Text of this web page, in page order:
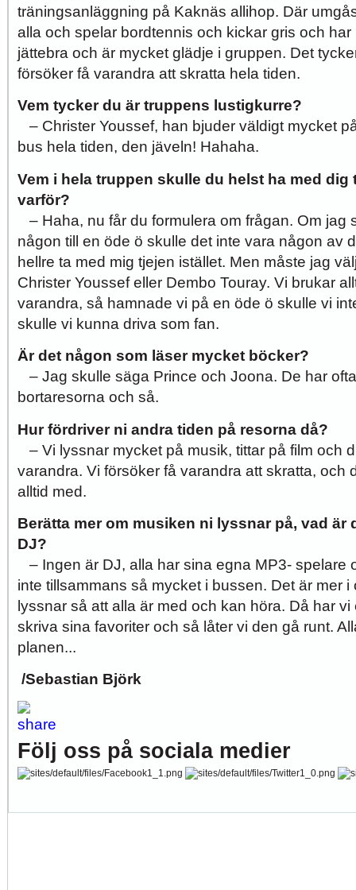
träningsanläggning på Kaknäs allihop. Där
alla och spelar bordtennis och kickar gris och har
jättebra och är mycket glädje i gruppen. Det
försöker få varandra att skratta hela tiden.
Vem tycker du är truppens lustigkurre?
– Christer Youssef, han bjuder väldigt mycket
bus hela tiden, den jäveln! Hahaha.
Vem i hela truppen skulle du helst ha med dig
varför?
– Haha, nu får du formulera om frågan. Om jag
någon till en öde ö skulle det inte vara någon av
hellre ta med mig tjejen istället. Men måste jag
Christer Youssef eller Dembo Touray. Vi brukar
varandra, så hamnade vi på en öde ö skulle vi
skulle vi kunna driva som fan.
Är det någon som läser mycket böcker?
– Jag skulle säga Prince och Joona. De har
bortaresorna och så.
Hur fördriver ni andra tiden på resorna då?
– Vi lyssnar mycket på musik, tittar på film och
varandra. Vi försöker få varandra att skratta, och
alltid med.
Berätta mer om musiken ni lyssnar på, vad är
DJ?
– Ingen är DJ, alla har sina egna MP3- spelare
inte tillsammans så mycket i bussen. Det är mer
lyssnar så att alla är med och kan höra. Då har
skriva sina favoriter och så låter vi den gå runt.
planen...
/Sebastian Björk
Följ oss på sociala medier